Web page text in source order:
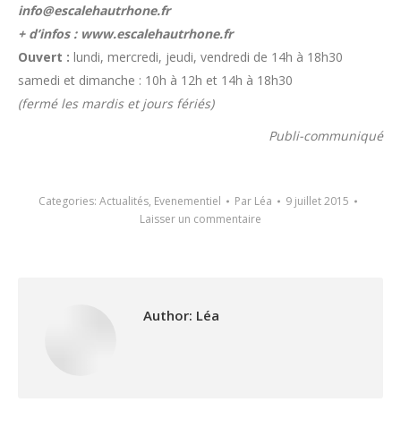
info@escalehautrhone.fr
+ d’infos : www.escalehautrhone.fr
Ouvert : lundi, mercredi, jeudi, vendredi de 14h à 18h30
samedi et dimanche : 10h à 12h et 14h à 18h30
(fermé les mardis et jours fériés)
Publi-communiqué
Categories: Actualités, Evenementiel Par Léa
9 juillet 2015
Laisser un commentaire
Author: Léa